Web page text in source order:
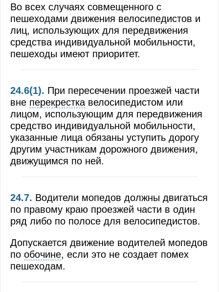
Во всех случаях совмещенного с
пешеходами движения велосипедистов и
лиц, использующих для передвижения
средства индивидуальной мобильности,
пешеходы имеют приоритет.
24.6(1). При пересечении проезжей части
вне перекрестка велосипедистом или
лицом, использующим для передвижения
средство индивидуальной мобильности,
указанные лица обязаны уступить дорогу
другим участникам дорожного движения,
движущимся по ней.
24.7. Водители мопедов должны двигаться
по правому краю проезжей части в один
ряд либо по полосе для велосипедистов.
Допускается движение водителей мопедов
по обочине, если это не создает помех
пешеходам.